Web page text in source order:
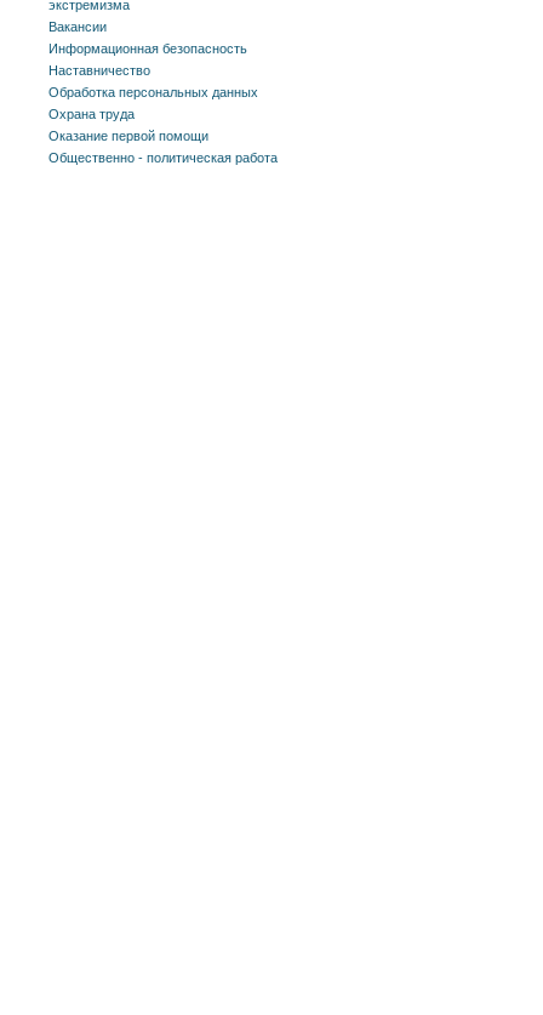
экстремизма
Вакансии
Информационная безопасность
Наставничество
Обработка персональных данных
Охрана труда
Оказание первой помощи
Общественно - политическая работа